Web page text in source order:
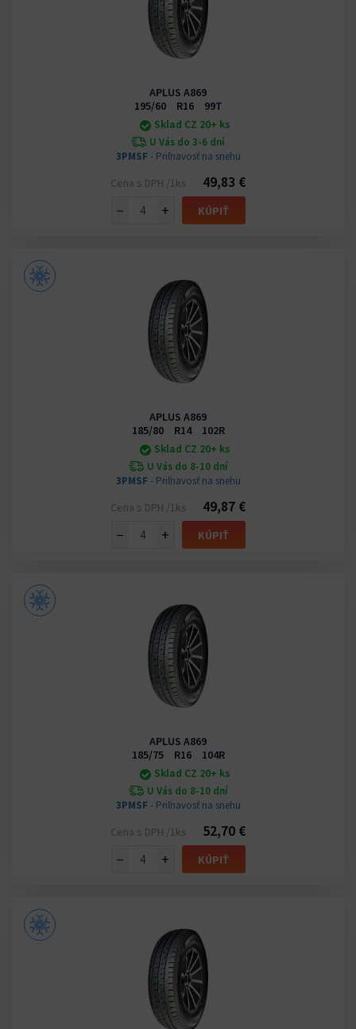
APLUS A869
195/60 R16 99T
Sklad CZ 20+ ks
U Vás do 3-6 dní
3PMSF- Priľnavosť na snehu
Cena s DPH /1ks
49,83 €
−
+ KÚPIŤ
APLUS A869
185/80 R14 102R
Sklad CZ 20+ ks
U Vás do 8-10 dní
3PMSF- Priľnavosť na snehu
Cena s DPH /1ks
49,87 €
−
+ KÚPIŤ
APLUS A869
185/75 R16 104R
Sklad CZ 20+ ks
U Vás do 8-10 dní
3PMSF- Priľnavosť na snehu
Cena s DPH /1ks
52,70 €
−
+ KÚPIŤ